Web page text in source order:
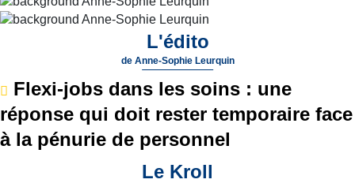
L'édito
de Anne-Sophie Leurquin
Flexi-jobs dans les soins : une
réponse qui doit rester temporaire face
à la pénurie de personnel
Le Kroll